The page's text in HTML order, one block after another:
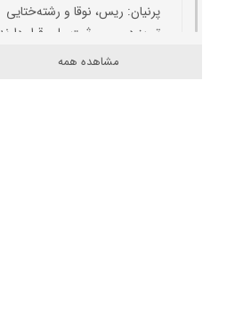
پرنیان: ریس، نوقا و رشته‌ختایی
تبریز در مسیر ثبت ملی قرار دارند
مشاهده همه